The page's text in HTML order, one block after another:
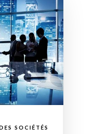
sociétés